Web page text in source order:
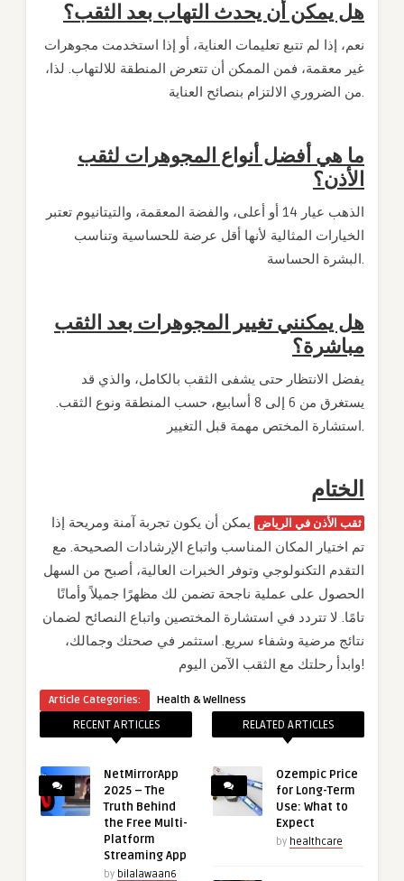
هل يمكن أن يحدث التهاب بعد الثقب؟
نعم، إذا لم تتبع تعليمات العناية، أو إذا استخدمت مجوهرات
غير معقمة، فمن الممكن أن تتعرض المنطقة للالتهاب. لذا،
من الضروري الالتزام بنصائح العناية.
ما هي أفضل أنواع المجوهرات لثقب
الأذن؟
الذهب عيار 14 أو أعلى، والفضة المعقمة، والتيتانيوم تعتبر
الخيارات المثالية لأنها أقل عرضة للحساسية وتناسب
البشرة الحساسة.
هل يمكنني تغيير المجوهرات بعد الثقب
مباشرة؟
يفضل الانتظار حتى يشفى الثقب بالكامل، والذي قد
يستغرق من 6 إلى 8 أسابيع، حسب المنطقة ونوع الثقب.
استشارة المختص مهمة قبل التغيير.
الختام
ثقب الأذن في الرياض يمكن أن يكون تجربة آمنة ومريحة إذا
تم اختيار المكان المناسب واتباع الإرشادات الصحيحة. مع
التقدم التكنولوجي وتوفر الخبرات العالية، أصبح من السهل
الحصول على عملية ناجحة تضمن لك مظهرًا جميلاً وأمانًا
تامًا. لا تتردد في استشارة المختصين واتباع النصائح لضمان
نتائج مرضية وشفاء سريع. استثمر في صحتك وجمالك،
وابدأ رحلتك مع الثقب الآمن اليوم!
Article Categories: Health & Wellness
RECENT ARTICLES
NetMirrorApp
2025 – The
Truth Behind
the Free Multi-
Platform
Streaming App
by bilalawaan6
RELATED ARTICLES
Ozempic Price
for Long-Term
Use: What to
Expect
by healthcare